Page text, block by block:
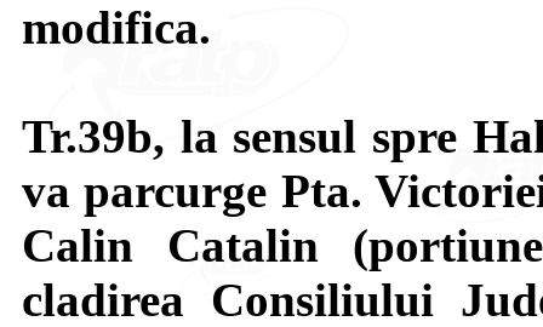
modifica.
Tr.39b, la sensul spre
va parcurge Pta.
Calin Catalin
cladirea Consiliului